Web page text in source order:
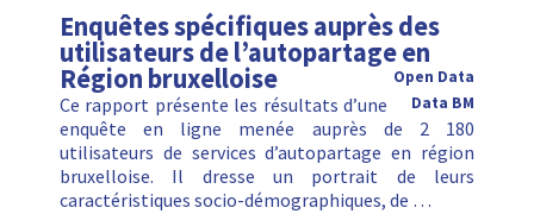
Enquêtes spécifiques auprès des
utilisateurs de l’autopartage en
Région bruxelloise
Open Data
Data BM
Ce rapport présente les résultats d’une
enquête en ligne menée auprès de 2 180
utilisateurs de services d’autopartage en région
bruxelloise. Il dresse un portrait de leurs
caractéristiques socio-démographiques, de …